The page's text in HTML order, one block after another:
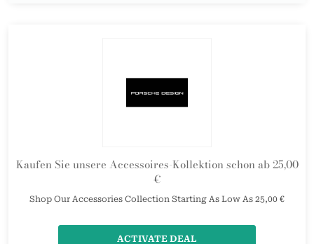
Kaufen Sie unsere Accessoires-Kollektion schon ab 25,00
€
Shop Our Accessories Collection Starting As Low As 25,00 €
ACTIVATE DEAL